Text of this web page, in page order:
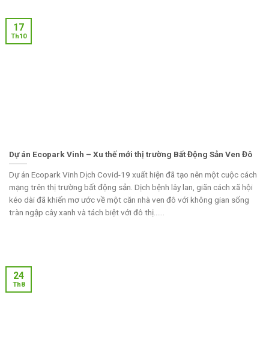
Dự án Ecopark Vinh – Xu thế mới thị trường Bất Động Sản Ven Đô
Dự án Ecopark Vinh Dịch Covid-19 xuất hiện đã tạo nên một cuộc cách
mạng trên thị trường bất động sản. Dịch bệnh lây lan, giãn cách xã hội
kéo dài đã khiến mơ ước về một căn nhà ven đô với không gian sống
tràn ngập cây xanh và tách biệt với đô thị......
17
Th10
24
Th8